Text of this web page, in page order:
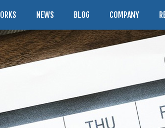
NEWS BLOG COMPANY